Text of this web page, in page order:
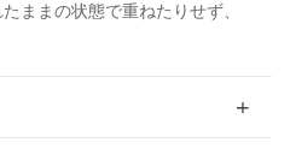
ままの状態で重ねたりせず、